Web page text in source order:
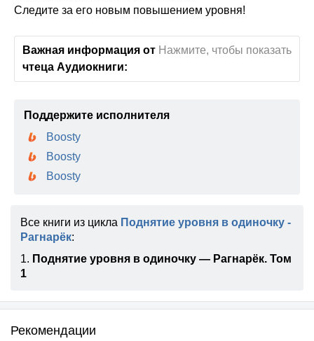
Следите за его новым повышением уровня!
Нажмите, чтобы показать
Важная информация от
чтеца Аудиокниги:
Поддержите исполнителя
Boosty
Boosty
Boosty
Все книги из цикла Поднятие уровня в одиночку -
Рагнарёк:
1. Поднятие уровня в одиночку — Рагнарёк. Том
1
Рекомендации